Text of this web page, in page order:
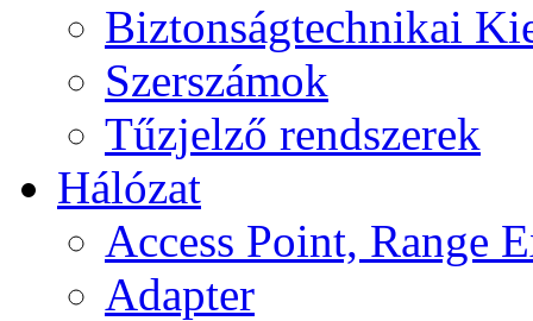
Biztonságtechnikai
Szerszámok
Tűzjelző rendszerek
Hálózat
Access Point, Range
Adapter